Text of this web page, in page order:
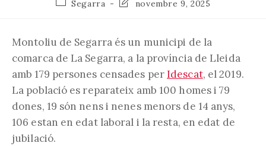
Segarra novembre 9, 2025
Montoliu de Segarra és un municipi de la
comarca de La Segarra, a la província de Lleida
amb 179 persones censades perIdescat, el 2019.
La població es reparateix amb 100 homes i 79
dones, 19 són nens i nenes menors de 14 anys,
106 estan en edat laboral i la resta, en edat de
jubilació.